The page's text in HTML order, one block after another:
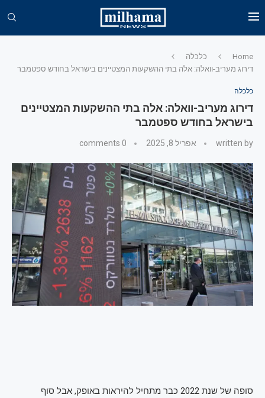
Home
כלכלה
דירוג מעריב-וואלה: אלה בתי ההשקעות המצטיינים בישראל בחודש ספטמבר
כלכלה
דירוג מעריב-וואלה: אלה בתי ההשקעות המצטיינים
בישראל בחודש ספטמבר
written by אפריל 8, 2025 0 comments
סופה של שנת 2022 כבר מתחיל להיראות באופק, אבל סוף